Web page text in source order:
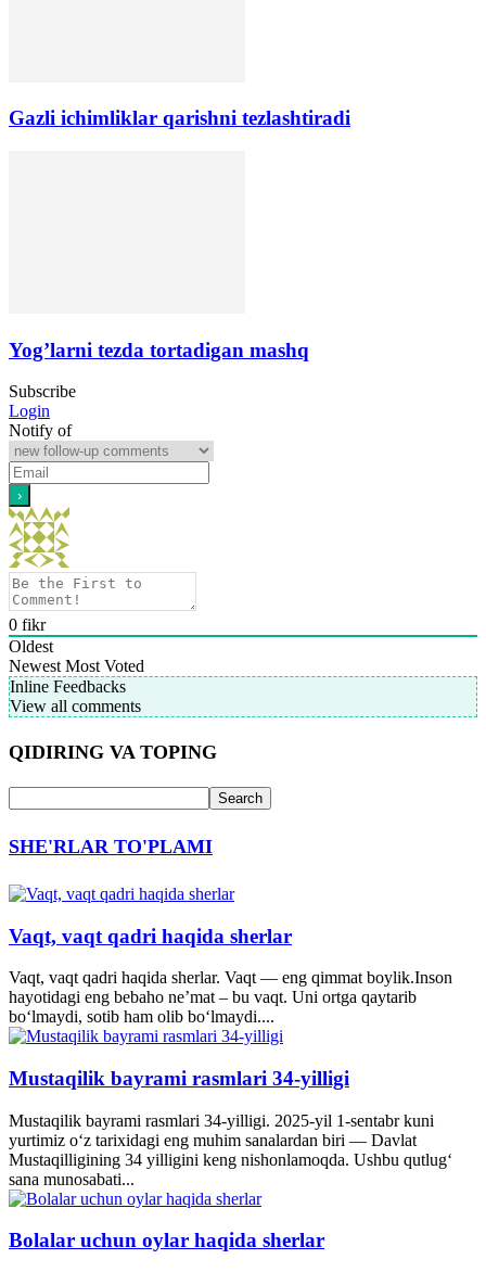
Gazli ichimliklar qarishni tezlashtiradi
Yog’larni tezda tortadigan mashq
Subscribe
Login
Notify of
0 fikr
Oldest
Newest Most Voted
Inline Feedbacks
View all comments
QIDIRING VA TOPING
SHE'RLAR TO'PLAMI
Vaqt, vaqt qadri haqida sherlar
Vaqt, vaqt qadri haqida sherlar. Vaqt — eng qimmat boylik.Inson
hayotidagi eng bebaho ne’mat – bu vaqt. Uni ortga qaytarib
bo‘lmaydi, sotib ham olib bo‘lmaydi....
Mustaqilik bayrami rasmlari 34-yilligi
Mustaqilik bayrami rasmlari 34-yilligi. 2025-yil 1-sentabr kuni
yurtimiz o‘z tarixidagi eng muhim sanalardan biri — Davlat
Mustaqilligining 34 yilligini keng nishonlamoqda. Ushbu qutlug‘
sana munosabati...
Bolalar uchun oylar haqida sherlar